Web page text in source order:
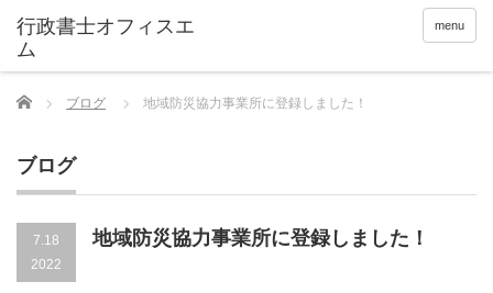
menu
Home ブログ 地域防災協力事業所に登録しました！
ブログ
7.18
2022
地域防災協力事業所に登録しました！